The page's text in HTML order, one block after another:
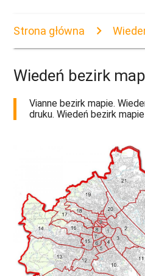
Strona główna
Wiedeń bezirk
Vianne bezirk mapie.
druku. Wiedeń bezirk